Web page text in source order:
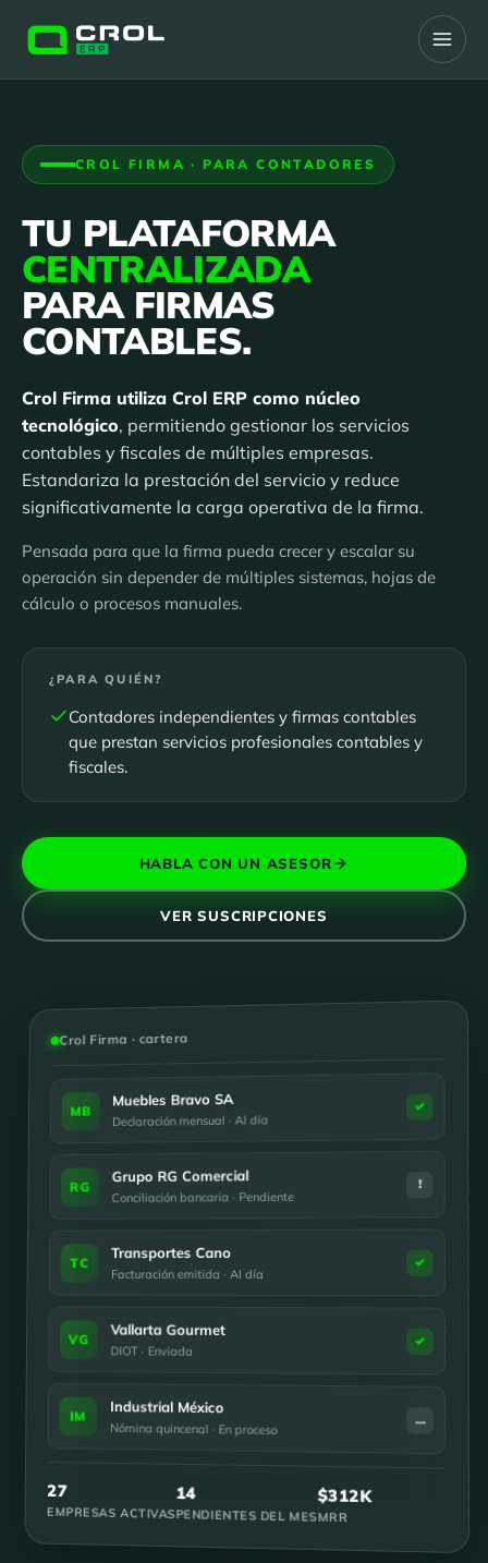
CROL FIRMA · PARA CONTADORES
TU PLATAFORMA
CENTRALIZADA
PARA FIRMAS
CONTABLES.
Crol Firma utiliza Crol ERP como núcleo
tecnológico, permitiendo gestionar los servicios
contables y fiscales de múltiples empresas.
Estandariza la prestación del servicio y reduce
significativamente la carga operativa de la firma.
Pensada para que la firma pueda crecer y escalar su
operación sin depender de múltiples sistemas, hojas de
cálculo o procesos manuales.
¿PARA QUIÉN?
Contadores independientes y firmas contables
que prestan servicios profesionales contables y
fiscales.
HABLA CON UN ASESOR
VER SUSCRIPCIONES
Crol Firma · cartera
MB
Muebles Bravo SA
Declaración mensual · Al día
✓
RG
Grupo RG Comercial
Conciliación bancaria · Pendiente
!
TC
Transportes Cano
Facturación emitida · Al día
✓
VG
Vallarta Gourmet
DIOT · Enviada
✓
IM Industrial México
Nómina quincenal · En proceso
…
27
EMPRESAS ACTIVAS
14
PENDIENTES DEL MES
$312K
MRR